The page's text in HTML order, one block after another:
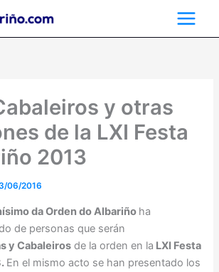
y otras
de la LXI Festa
2013
06/2016
da Orden do Albariño ha
de personas que serán
y Cabaleiros de la orden en la LXI Festa
En el mismo acto se han presentado los